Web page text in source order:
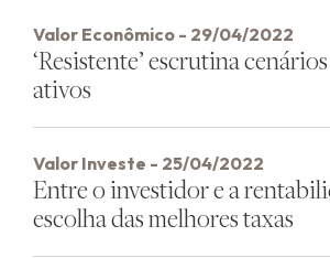
Valor Econômico - 29/04/2022
‘Resistente’ escrutina
ativos
Valor Investe - 25/04/2022
Entre o investidor e a
escolha das melhores taxas